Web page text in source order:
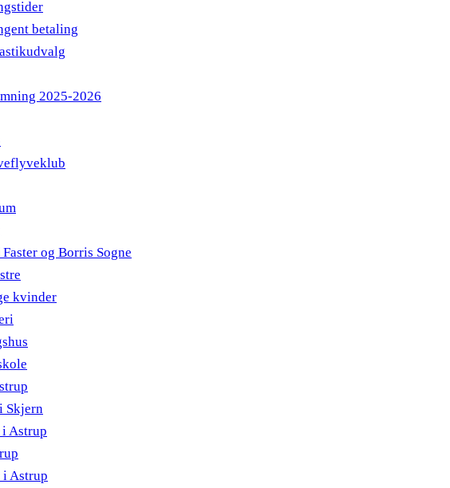
betaling
2025-2026
og Borris Sogne
kvinder
Skjern
Astrup
Astrup